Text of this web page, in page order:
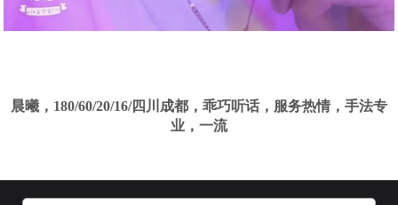
晨曦，180/60/20/16/四川成都，乖巧听话，服务热情，手法专
业，一流